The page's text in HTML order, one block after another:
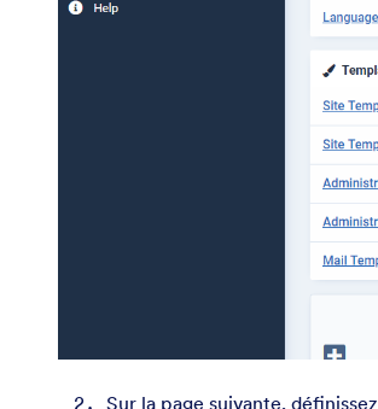
Sur la page suivante, définissez